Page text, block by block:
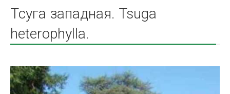
Тсуга западная. Tsuga
heterophylla.